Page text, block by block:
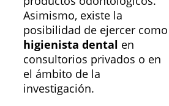
Asimismo, existe la
posibilidad de ejercer como
higienista dental en
consultorios privados o en
el ámbito de la
investigación.